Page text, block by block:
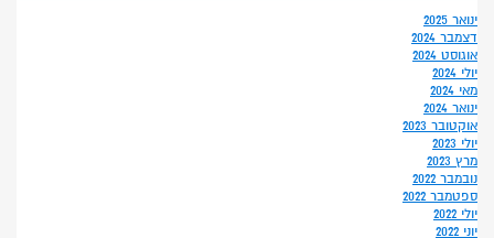
ינואר 2025
דצמבר 2024
אוגוסט 2024
יולי 2024
מאי 2024
ינואר 2024
אוקטובר 2023
יולי 2023
מרץ 2023
נובמבר 2022
ספטמבר 2022
יולי 2022
יוני 2022